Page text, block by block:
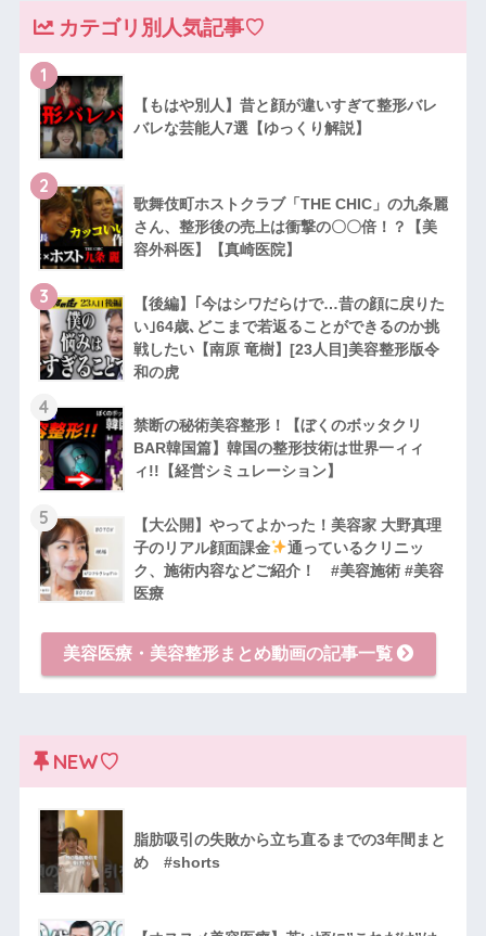
カテゴリ別人気記事♡
1
【もはや別人】昔と顔が違いすぎて整形バレ
バレな芸能人7選【ゆっくり解説】
2
歌舞伎町ホストクラブ「THE CHIC」の九条麗
さん、整形後の売上は衝撃の〇〇倍！？【美
容外科医】【真崎医院】
3
【後編】｢今はシワだらけで…昔の顔に戻りた
い｣64歳､どこまで若返ることができるのか挑
戦したい【南原 竜樹】[23人目]美容整形版令
和の虎
4
禁断の秘術美容整形！【ぼくのボッタクリ
BAR韓国篇】韓国の整形技術は世界一ィィ
ィ!!【経営シミュレーション】
5
【大公開】やってよかった！美容家 大野真理
子のリアル顔面課金
通っているクリニッ
ク、施術内容などご紹介！ #美容施術 #美容
医療
美容医療・美容整形まとめ動画の記事一覧
NEW♡
脂肪吸引の失敗から立ち直るまでの3年間まと
め #shorts